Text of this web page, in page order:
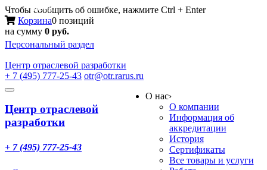
Чтобы сообщить об ошибке, нажмите Ctrl + Enter
Корзина0 позиций
на сумму 0 руб.
Персональный раздел
Центр отраслевой разработки
+ 7 (495) 777-25-43 otr@otr.rarus.ru
Toggle
Меню
Центр отраслевой
разработки
+ 7 (495) 777-25-43
О нас›
О компании
Информация об
аккредитации
История
Сертификаты
Все товары и услуги